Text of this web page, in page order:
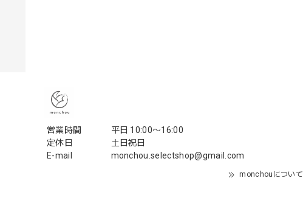
営業時間
平日 10:00〜16:00
定休日
土日祝日
E-mail
monchou.selectshop@gmail.com
monchouについて